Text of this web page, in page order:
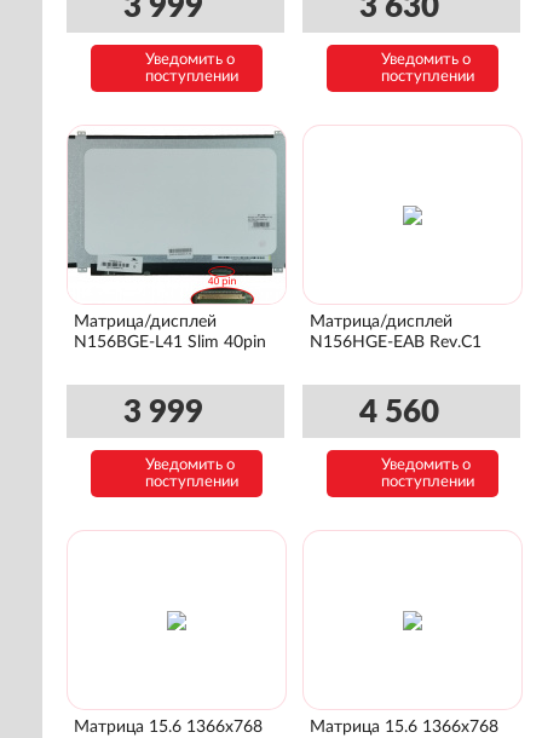
3 999
Уведомить о
поступлении
3 630
Уведомить о
поступлении
Матрица/дисплей
N156BGE-L41 Slim 40pin
3 999
Уведомить о
поступлении
Матрица/дисплей
N156HGE-EAB Rev.C1
4 560
Уведомить о
поступлении
Матрица 15.6 1366x768 Матрица 15.6 1366x768